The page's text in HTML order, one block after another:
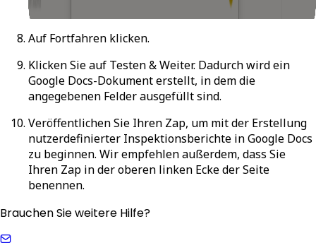
Auf Fortfahren klicken.
Klicken Sie auf Testen & Weiter. Dadurch wird ein
Google Docs-Dokument erstellt, in dem die
angegebenen Felder ausgefüllt sind.
Veröffentlichen Sie Ihren Zap, um mit der Erstellung
nutzerdefinierter Inspektionsberichte in Google Docs
zu beginnen. Wir empfehlen außerdem, dass Sie
Ihren Zap in der oberen linken Ecke der Seite
benennen.
Brauchen Sie weitere Hilfe?